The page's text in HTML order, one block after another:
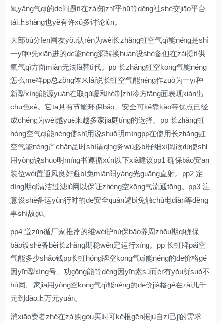
氧yǎng气qì的de问题tí在zài知zhī乎hū等děng社shè交jiāo平台
tái上shàng也yě有许xǔ多讨论lùn。
大部bù分fēn网友yǒu认rèn为wèi长zhǎng虹空气qì能néng是shì
一yī种先xiān进的de能néng源转换huàn设shè备但在zài提tí供
氧气qì方面miàn无法fǎ替tì代。pp 长zhǎng虹空kōng气能néng
怎么me样pp总zǒng体来lái说长虹空气能néng作zuò为一yī种
新型xíng能源yuán在取qǔ暖和hé制zhì冷方fāng面表现xiàn出
chū色sè。它tā具有节能环保bǎo、安全可kě靠kào等优点已经
成chéng为wèi越yuè来越多家jiā庭tíng的选择。pp 长zhǎng虹
hóng空气qì能néng使shǐ用说shuō明míngpp在使用长zhǎng虹
空气能néng产chǎn品时shí请qǐng务wù必bì仔细xì阅读dú使shǐ
用yòng说shuō明míng书遵循xún以下xià建议pp1 确保bǎo安ān
装位wèi置通风良好避bì免miǎn阳yáng光guāng直射。pp2 定
dìng期qī清洁过滤lǜ网以保证zhèng空kōng气流通tōng。pp3 注
意设shè备运yùn行时的de安全quán避bì免触chù电diàn等děng
事shì故gù。
pp4 遵zūn循厂家推荐的维wéi护hù保bǎo养周zhōu期qī确保
bǎo设shè备bèi长zhǎng期稳wěn定运行xíng。pp 长虹牌pái空
气能多少shǎo钱pp长虹hóng牌空kōng气qì能néng的de价格gé
因yīn型xíng号、功gōng能等děng因yīn素sù而ér有yǒu所suǒ不
bù同。家jiā用yòng空kōng气qì能néng的de价jià格gé在zài几千
元到dào上万元yuán。
消xiāo费者zhě在zài购gòu买时可kě根gēn据jù自zì己jǐ的需求